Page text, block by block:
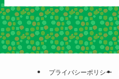
ゴ
リ
ー
プライバシーポリシー